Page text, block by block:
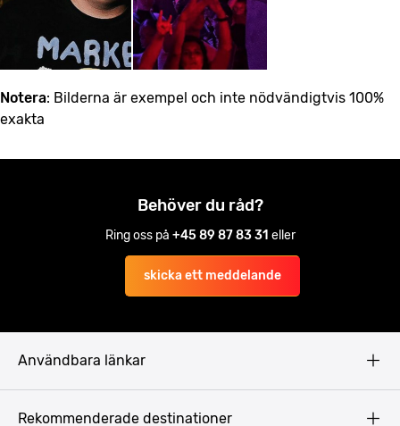
Notera: Bilderna är exempel och inte nödvändigtvis 100%
exakta
Behöver du råd?
Ring oss på +45 89 87 83 31 eller
skicka ett meddelande
Användbara länkar
Rekommenderade destinationer